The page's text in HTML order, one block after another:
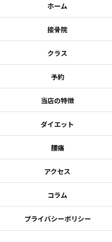
ホーム
接骨院
クラス
予約
当店の特徴
ダイエット
腰痛
アクセス
コラム
プライバシーポリシー